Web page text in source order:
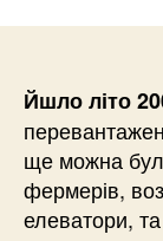
Йшло літо
ще можна
фермерів,
елеватори,